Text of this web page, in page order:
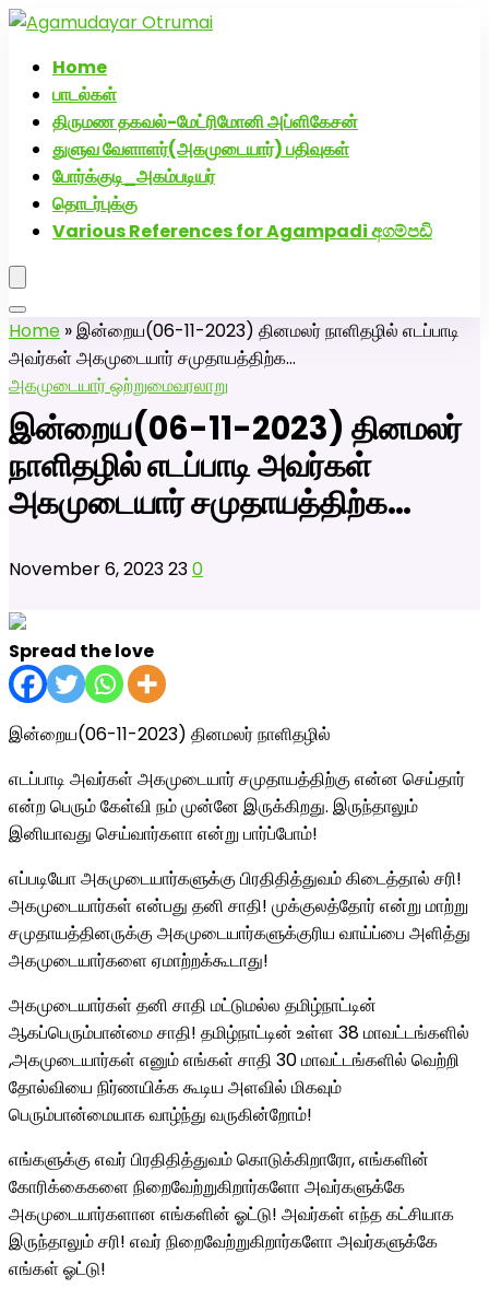
Home
பாடல்கள்
திருமண தகவல்-மேட்ரிமோனி அப்ளிகேசன்
துளுவ வேளாளர்(அகமுடையார்) பதிவுகள்
போர்க்குடி_அகம்படியர்
தொடர்புக்கு
Various References for Agampadi අගම්පඩි
Home »இன்றைய(06-11-2023) தினமலர் நாளிதழில் எடப்பாடி
அவர்கள் அகமுடையார் சமுதாயத்திற்க…
அகமுடையார் ஒற்றுமைவரலாறு
இன்றைய(06-11-2023) தினமலர்
நாளிதழில் எடப்பாடி அவர்கள்
அகமுடையார் சமுதாயத்திற்க…
November 6, 2023230
Spread the love
இன்றைய(06-11-2023) தினமலர் நாளிதழில்
எடப்பாடி அவர்கள் அகமுடையார் சமுதாயத்திற்கு என்ன செய்தார்
என்ற பெரும் கேள்வி நம் முன்னே இருக்கிறது. இருந்தாலும்
இனியாவது செய்வார்களா என்று பார்ப்போம்!
எப்படியோ அகமுடையார்களுக்கு பிரதிதித்துவம் கிடைத்தால் சரி!
அகமுடையார்கள் என்பது தனி சாதி! முக்குலத்தோர் என்று மாற்று
சமுதாயத்தினருக்கு அகமுடையார்களுக்குரிய வாய்ப்பை அளித்து
அகமுடையார்களை ஏமாற்றக்கூடாது!
அகமுடையார்கள் தனி சாதி மட்டுமல்ல தமிழ்நாட்டின்
ஆகப்பெரும்பான்மை சாதி! தமிழ்நாட்டின் உள்ள 38 மாவட்டங்களில்
,அகமுடையார்கள் எனும் எங்கள் சாதி 30 மாவட்டங்களில் வெற்றி
தோல்வியை நிர்ணயிக்க கூடிய அளவில் மிகவும்
பெரும்பான்மையாக வாழ்ந்து வருகின்றோம்!
எங்களுக்கு எவர் பிரதிதித்துவம் கொடுக்கிறாரோ, எங்களின்
கோரிக்கைகளை நிறைவேற்றுகிறார்களோ அவர்களுக்கே
அகமுடையார்களான எங்களின் ஓட்டு! அவர்கள் எந்த கட்சியாக
இருந்தாலும் சரி! எவர் நிறைவேற்றுகிறார்களோ அவர்களுக்கே
எங்கள் ஓட்டு!
அகமுடையார் திருமண வரன்களுக்கு அகமுடையார்மேட்ரி-